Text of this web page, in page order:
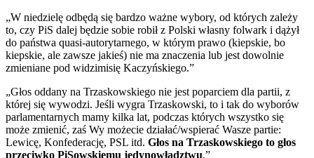
„W niedzielę odbędą się bardzo ważne wybory, od których zależy
to, czy PiS dalej będzie sobie robił z Polski własny folwark i dążył
do państwa quasi-autorytarnego, w którym prawo (kiepskie, bo
kiepskie, ale zawsze jakieś) nie ma znaczenia lub jest dowolnie
zmieniane pod widzimisię Kaczyńskiego.”
„Głos oddany na Trzaskowskiego nie jest poparciem dla partii, z
której się wywodzi. Jeśli wygra Trzaskowski, to i tak do wyborów
parlamentarnych mamy kilka lat, podczas których wszystko się
może zmienić, zaś Wy możecie działać/wspierać Wasze partie:
Lewicę, Konfederację, PSL itd. Głos na Trzaskowskiego to głos
przeciwko PiSowskiemu jedynowładztwu.”